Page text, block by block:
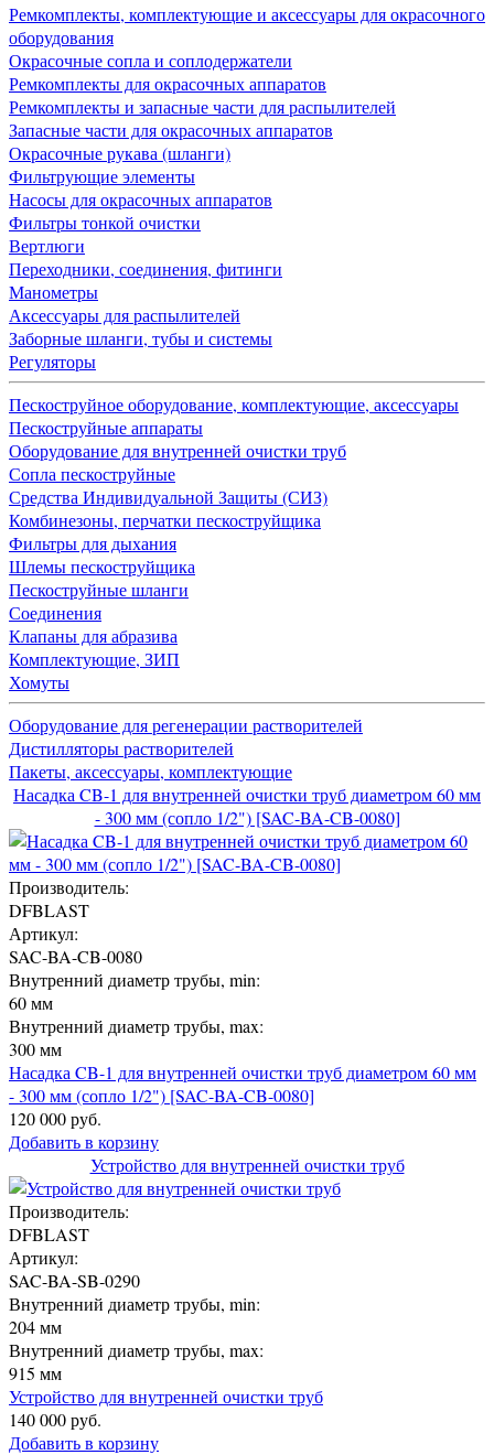
Ремкомплекты, комплектующие и аксессуары для окрасочного
оборудования
Окрасочные сопла и соплодержатели
Ремкомплекты для окрасочных аппаратов
Ремкомплекты и запасные части для распылителей
Запасные части для окрасочных аппаратов
Окрасочные рукава (шланги)
Фильтрующие элементы
Насосы для окрасочных аппаратов
Фильтры тонкой очистки
Вертлюги
Переходники, соединения, фитинги
Манометры
Аксессуары для распылителей
Заборные шланги, тубы и системы
Регуляторы
Пескоструйное оборудование, комплектующие, аксессуары
Пескоструйные аппараты
Оборудование для внутренней очистки труб
Сопла пескоструйные
Средства Индивидуальной Защиты (СИЗ)
Комбинезоны, перчатки пескоструйщика
Фильтры для дыхания
Шлемы пескоструйщика
Пескоструйные шланги
Соединения
Клапаны для абразива
Комплектующие, ЗИП
Хомуты
Оборудование для регенерации растворителей
Дистилляторы растворителей
Пакеты, аксессуары, комплектующие
Насадка CB-1 для внутренней очистки труб диаметром 60 мм
- 300 мм (сопло 1/2") [SAC-BA-CB-0080]
Производитель:
DFBLAST
Артикул:
SAC-BA-CB-0080
Внутренний диаметр трубы, min:
60 мм
Внутренний диаметр трубы, max:
300 мм
Насадка CB-1 для внутренней очистки труб диаметром 60 мм
- 300 мм (сопло 1/2") [SAC-BA-CB-0080]
120 000 руб.
Добавить в корзину
Устройство для внутренней очистки труб
Производитель:
DFBLAST
Артикул:
SAC-BA-SB-0290
Внутренний диаметр трубы, min:
204 мм
Внутренний диаметр трубы, max:
915 мм
Устройство для внутренней очистки труб
140 000 руб.
Добавить в корзину